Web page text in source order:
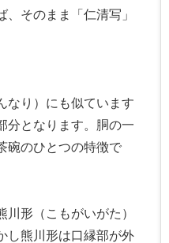
そのまま「仁清写」
なり）にも似ています
分となります。胴の一
碗のひとつの特徴で
川形（こもがいがた）
し熊川形は口縁部が外